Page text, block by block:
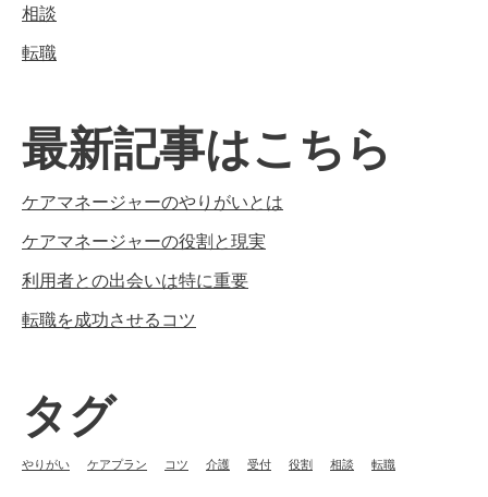
相談
転職
最新記事はこちら
ケアマネージャーのやりがいとは
ケアマネージャーの役割と現実
利用者との出会いは特に重要
転職を成功させるコツ
タグ
やりがい ケアプラン コツ 介護 受付 役割 相談 転職